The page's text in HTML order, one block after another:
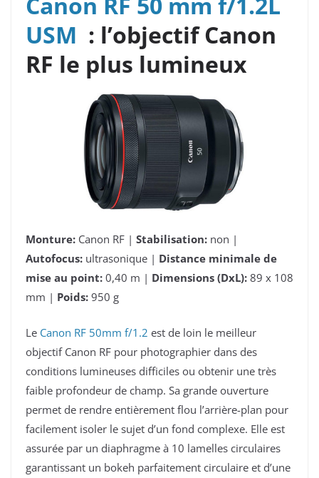
USM : l’objectif Canon
RF le plus lumineux
Monture: Canon RF | Stabilisation: non |
Autofocus: ultrasonique | Distance minimale de
mise au point: 0,40 m | Dimensions (DxL): 89 x 108
mm | Poids: 950 g
Le Canon RF 50mm f/1.2 est de loin le meilleur
objectif Canon RF pour photographier dans des
conditions lumineuses difficiles ou obtenir une très
faible profondeur de champ. Sa grande ouverture
permet de rendre entièrement flou l’arrière-plan pour
facilement isoler le sujet d’un fond complexe. Elle est
assurée par un diaphragme à 10 lamelles circulaires
garantissant un bokeh parfaitement circulaire et d’une